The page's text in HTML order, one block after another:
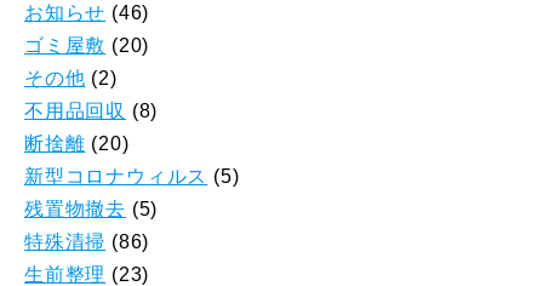
お知らせ (46)
ゴミ屋敷 (20)
その他 (2)
不用品回収 (8)
断捨離 (20)
新型コロナウィルス (5)
残置物撤去 (5)
特殊清掃 (86)
生前整理 (23)